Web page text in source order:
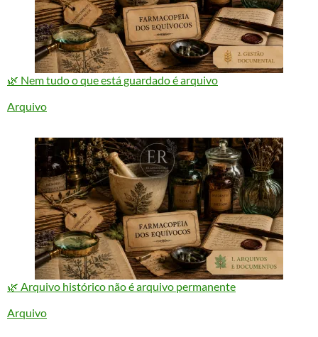
🌿 Nem tudo o que está guardado é arquivo
Em relação a
Arquivo
🌿 Arquivo histórico não é arquivo permanente
Em relação a
Arquivo